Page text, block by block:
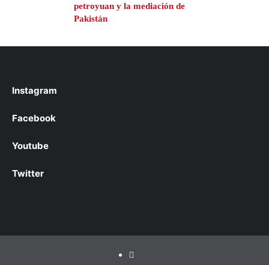
petroyuan y la mediación de
Pakistán
Instagram
Facebook
Youtube
Twitter